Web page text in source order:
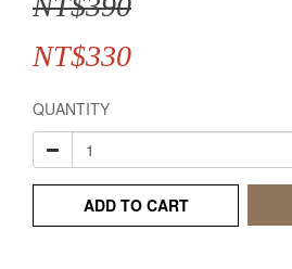
NT$330
QUANTITY
ADD TO CART